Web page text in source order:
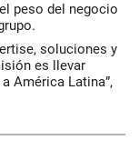
peso del negocio
soluciones y
es llevar
América Latina”,